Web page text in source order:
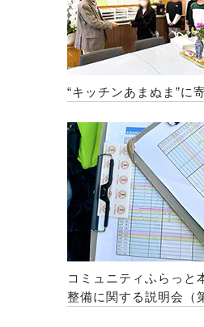
“キッチンあまぬま”に
コミュニティふらっと
整備に関する説明会（